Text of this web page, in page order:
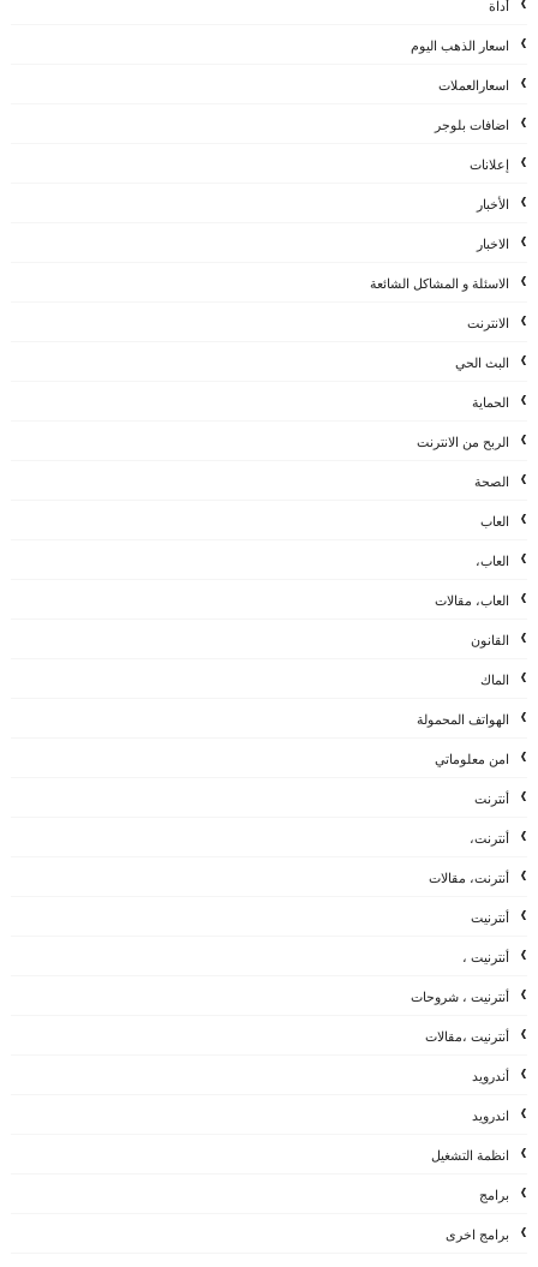
أداة
اسعار الذهب اليوم
اسعارالعملات
اضافات بلوجر
إعلانات
الأخبار
الاخبار
الاسئلة و المشاكل الشائعة
الانترنت
البث الحي
الحماية
الربح من الانترنت
الصحة
العاب
العاب،
العاب، مقالات
القانون
الماك
الهواتف المحمولة
امن معلوماتي
أنترنت
أنترنت،
أنترنت، مقالات
أنترنيت
أنترنيت ،
أنترنيت ، شروحات
أنترنيت ،مقالات
أندرويد
اندرويد
انظمة التشغيل
برامج
برامج اخرى